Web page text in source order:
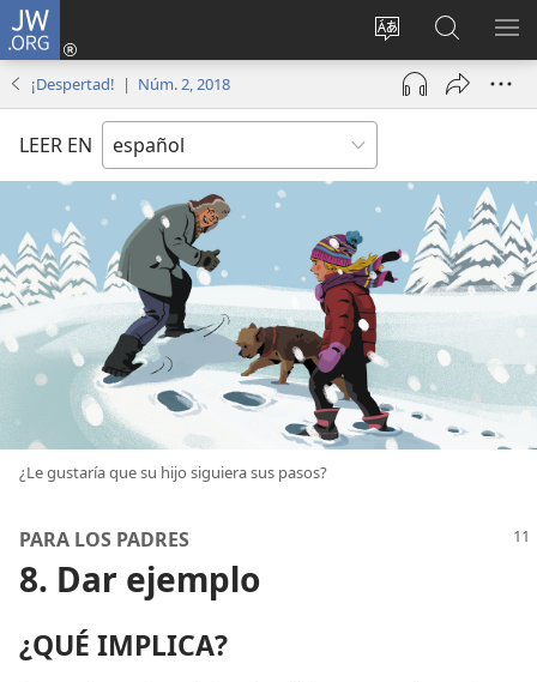
JW.ORG
Cambiar
idioma
del sitio
Iniciar
sesión
(abre
nueva
en
jw.org
¡Despertad! | Núm. 2, 2018
LEER EN
¿Le gustaría que su hijo siguiera sus pasos?
PARA LOS PADRES
8. Dar ejemplo
¿QUÉ IMPLICA?